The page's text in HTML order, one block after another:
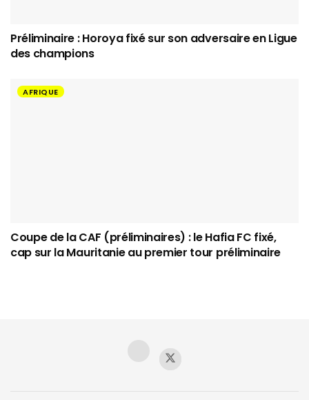
Préliminaire : Horoya fixé sur son adversaire en Ligue
des champions
AFRIQUE
Coupe de la CAF (préliminaires) : le Hafia FC fixé,
cap sur la Mauritanie au premier tour préliminaire